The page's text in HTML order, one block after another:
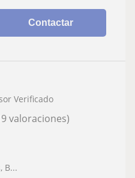
Contactar
Verificado
valoraciones)
B...